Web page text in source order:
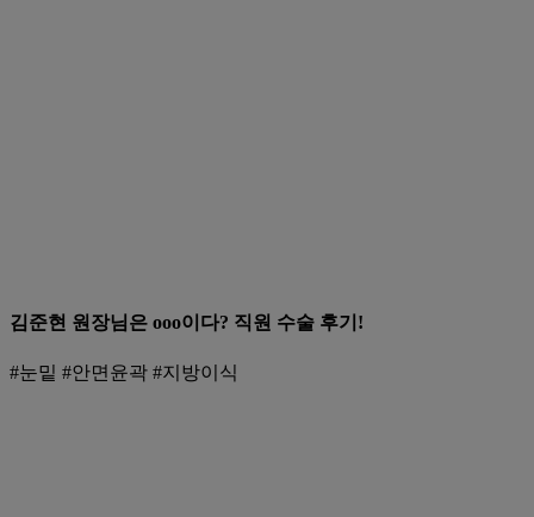
김준현 원장님은 ooo이다? 직원 수술 후기!
#눈밑 #안면윤곽 #지방이식